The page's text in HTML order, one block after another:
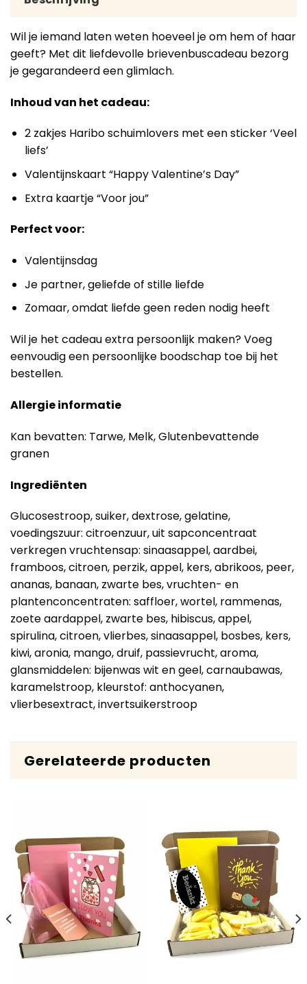
Wil je iemand laten weten hoeveel je om hem of haar
geeft? Met dit liefdevolle brievenbuscadeau bezorg
je gegarandeerd een glimlach.
Inhoud van het cadeau:
2 zakjes Haribo schuimlovers met een sticker ‘Veel
liefs’
Valentijnskaart “Happy Valentine’s Day”
Extra kaartje “Voor jou”
Perfect voor:
Valentijnsdag
Je partner, geliefde of stille liefde
Zomaar, omdat liefde geen reden nodig heeft
Wil je het cadeau extra persoonlijk maken? Voeg
eenvoudig een persoonlijke boodschap toe bij het
bestellen.
Allergie informatie
Kan bevatten: Tarwe, Melk, Glutenbevattende
granen
Ingrediënten
Glucosestroop, suiker, dextrose, gelatine,
voedingszuur: citroenzuur, uit sapconcentraat
verkregen vruchtensap: sinaasappel, aardbei,
framboos, citroen, perzik, appel, kers, abrikoos, peer,
ananas, banaan, zwarte bes, vruchten- en
plantenconcentraten: saffloer, wortel, rammenas,
zoete aardappel, zwarte bes, hibiscus, appel,
spirulina, citroen, vlierbes, sinaasappel, bosbes, kers,
kiwi, aronia, mango, druif, passievrucht, aroma,
glansmiddelen: bijenwas wit en geel, carnaubawas,
karamelstroop, kleurstof: anthocyanen,
vlierbesextract, invertsuikerstroop
Gerelateerde producten